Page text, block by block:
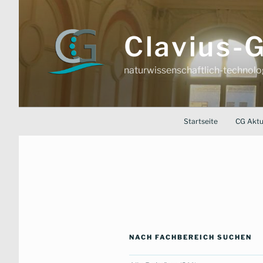
Clavius-
naturwissenschaftlich-
Startseite CG
NACH FACHBEREICH SUCHEN